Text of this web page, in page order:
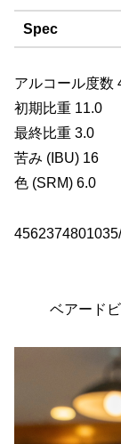
Spec
アルコール度数
初期比重 11.0
最終比重 3.0
苦み (IBU) 16
色 (SRM) 6.0
ベアード